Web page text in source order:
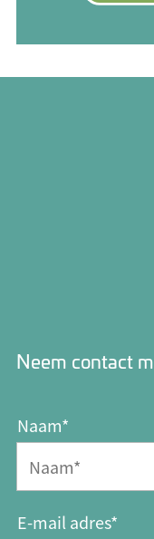
Neem contact
Naam*
E-mail adres*